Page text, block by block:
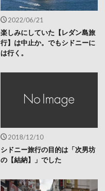
2022/06/21
楽しみにしていた【レダン島旅
行】は中止か。でもシドニーに
は行く。
2018/12/10
シドニー旅行の目的は「次男坊
の【結納】」でした